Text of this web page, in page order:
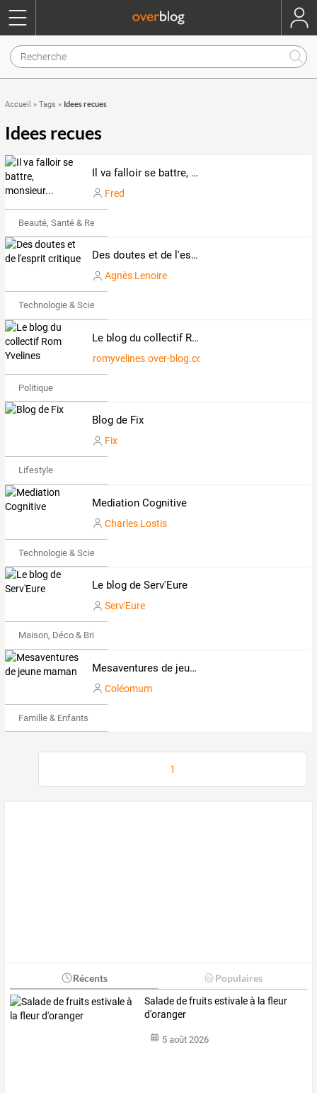
Accueil » Tags » Idees recues
Idees recues
Il va falloir se battre, monsieur...
Fred
Beauté, Santé & Remise en forme
Des doutes et de l'esprit critique
Agnès Lenoire
Technologie & Science
Le blog du collectif Rom Yvelines
romyvelines.over-blog.com
Politique
Blog de Fix
Fix
Lifestyle
Mediation Cognitive
Charles Lostis
Technologie & Science
Le blog de Serv'Eure
Serv'Eure
Maison, Déco & Bricolage
Mesaventures de jeune maman
Coléomum
Famille & Enfants
1
Récents Populaires
Salade de fruits estivale à la fleur
d'oranger
5 août 2026